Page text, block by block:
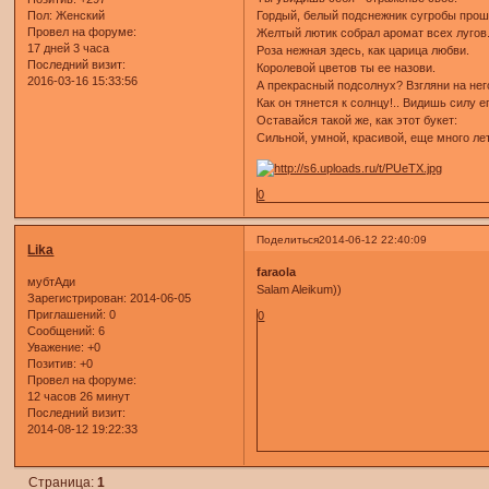
Пол: Женский
Провел на форуме:
17 дней 3 часа
Последний визит:
2016-03-16 15:33:56
Гордый, белый подснежник сугробы
Желтый лютик собрал аромат всех лугов.
Роза нежная здесь, как царица любви.
Королевой цветов ты ее назови.
А прекрасный подсолнух? Взгляни на
Как он тянется к солнцу!.. Видишь силу
Оставайся такой же, как этот букет:
Сильной, умной, красивой, еще много
0
Поделиться2014-06-12 22:40:09
Lika
мубтАди
Зарегистрирован: 2014-06-05
Приглашений: 0
Сообщений: 6
Уважение: +0
Позитив: +0
Провел на форуме:
12 часов 26 минут
Последний визит:
2014-08-12 19:22:33
faraola
Salam Aleikum))
0
Страница: 1